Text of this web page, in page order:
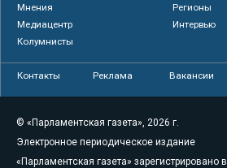
Мнения
Регионы
Медиацентр
Интервью
Колумнисты
Контакты Реклама Вакансии
© «Парламентская газета», 2026 г.
Электронное периодическое издание
«Парламентская газета» зарегистрировано в